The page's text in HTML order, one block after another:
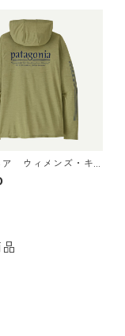
ア ウィメンズ・キ
・クール・デイリ
ィ（ハット・トリ